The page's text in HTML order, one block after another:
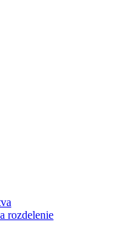
rozdelenie